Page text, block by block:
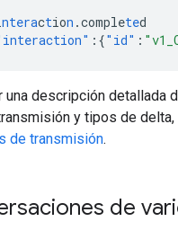
nteraction .completed
:{"id" :
una descripción detallada
y tipos de delta,
de transmisión.
de